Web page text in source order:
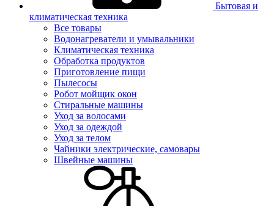
Бытовая и
климатическая техника
Все товары
Водонагреватели и умывальники
Климатическая техника
Обработка продуктов
Приготовление пищи
Пылесосы
Робот мойщик окон
Стиральные машины
Уход за волосами
Уход за одеждой
Уход за телом
Чайники электрические, самовары
Швейные машины